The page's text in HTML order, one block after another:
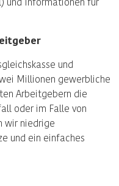
und
Millionen gewerbliche
Arbeitgebern die
oder im Falle von
wir niedrige
und ein einfaches